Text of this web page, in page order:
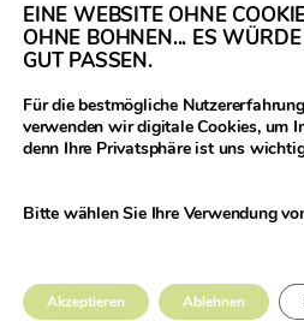
Legumes
Europeană prin
© 2021 Donau Soja – este finanțată
cadrul proiectului Legumes
EINE WEBSITE OHNE
OHNE BOHNEN... ES
GUT PASSEN.
Für die bestmögliche
verwenden wir digitale Cookies, um
denn Ihre Privatsphäre ist uns
Bitte wählen Sie Ihre Verwendung
Akzeptieren Ablehnen